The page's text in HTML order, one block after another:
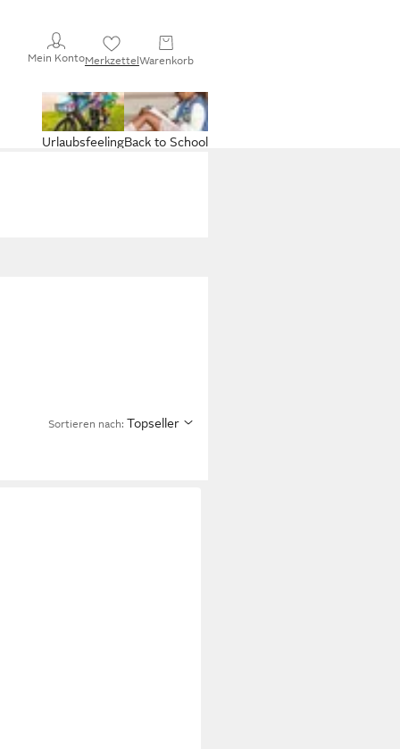
Mein KontoMerkzettelWarenkorb
Back to School
Urlaubsfeeling
Sortieren nach: Topseller